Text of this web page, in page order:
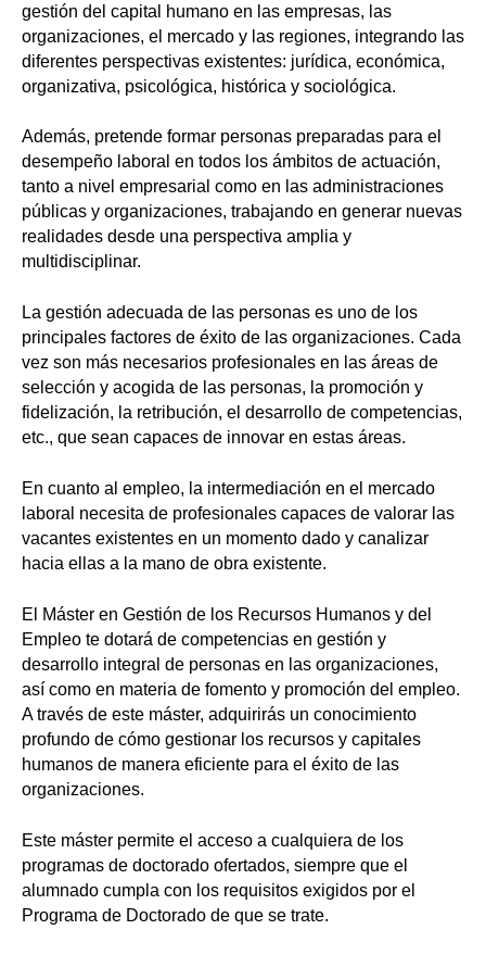
gestión del capital humano en las empresas, las
organizaciones, el mercado y las regiones, integrando las
diferentes perspectivas existentes: jurídica, económica,
organizativa, psicológica, histórica y sociológica.
Además, pretende formar personas preparadas para el
desempeño laboral en todos los ámbitos de actuación,
tanto a nivel empresarial como en las administraciones
públicas y organizaciones, trabajando en generar nuevas
realidades desde una perspectiva amplia y
multidisciplinar.
La gestión adecuada de las personas es uno de los
principales factores de éxito de las organizaciones. Cada
vez son más necesarios profesionales en las áreas de
selección y acogida de las personas, la promoción y
fidelización, la retribución, el desarrollo de competencias,
etc., que sean capaces de innovar en estas áreas.
En cuanto al empleo, la intermediación en el mercado
laboral necesita de profesionales capaces de valorar las
vacantes existentes en un momento dado y canalizar
hacia ellas a la mano de obra existente.
El Máster en Gestión de los Recursos Humanos y del
Empleo te dotará de competencias en gestión y
desarrollo integral de personas en las organizaciones,
así como en materia de fomento y promoción del empleo.
A través de este máster, adquirirás un conocimiento
profundo de cómo gestionar los recursos y capitales
humanos de manera eficiente para el éxito de las
organizaciones.
Este máster permite el acceso a cualquiera de los
programas de doctorado ofertados, siempre que el
alumnado cumpla con los requisitos exigidos por el
Programa de Doctorado de que se trate.